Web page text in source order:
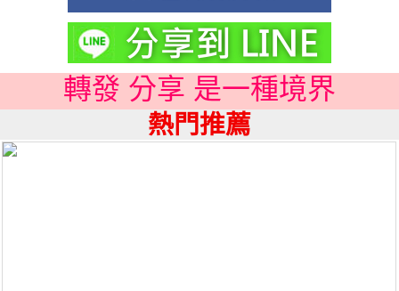
轉發 分享 是一種境界
熱門推薦